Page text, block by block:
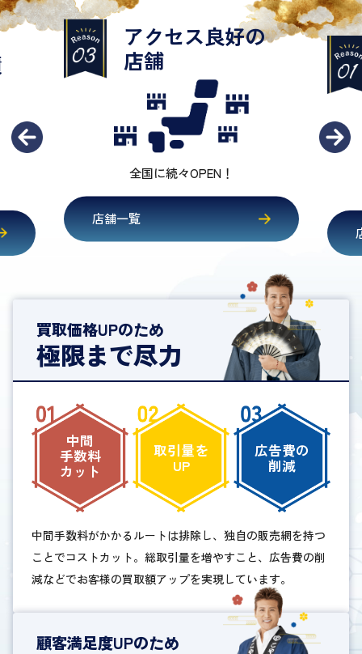
お茶飲み感覚で⚪︎
査定相談だけでも大歓迎
店舗一覧
買取価格UPのため
極限まで尽力
中間
手数料
カット
取引量を
UP
広告費の
削減
中間手数料がかかるルートは排除し、独自の販売網を持つ
ことでコストカット。総取引量を増やすこと、広告費の削
減などでお客様の買取額アップを実現しています。
顧客満足度UPのため